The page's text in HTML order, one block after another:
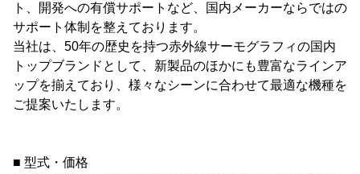
ト、開発への有償サポートなど、国内メーカーならではの
サポート体制を整えております。
当社は、50年の歴史を持つ赤外線サーモグラフィの国内
トップブランドとして、新製品のほかにも豊富なラインア
ップを揃えており、様々なシーンに合わせて最適な機種を
ご提案いたします。
■ 型式・価格